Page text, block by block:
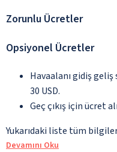
Zorunlu Ücretler
Opsiyonel Ücretler
Havaalanı gidiş
30 USD.
Geç çıkış için ücret
Yukarıdaki liste tüm
Devamını Oku